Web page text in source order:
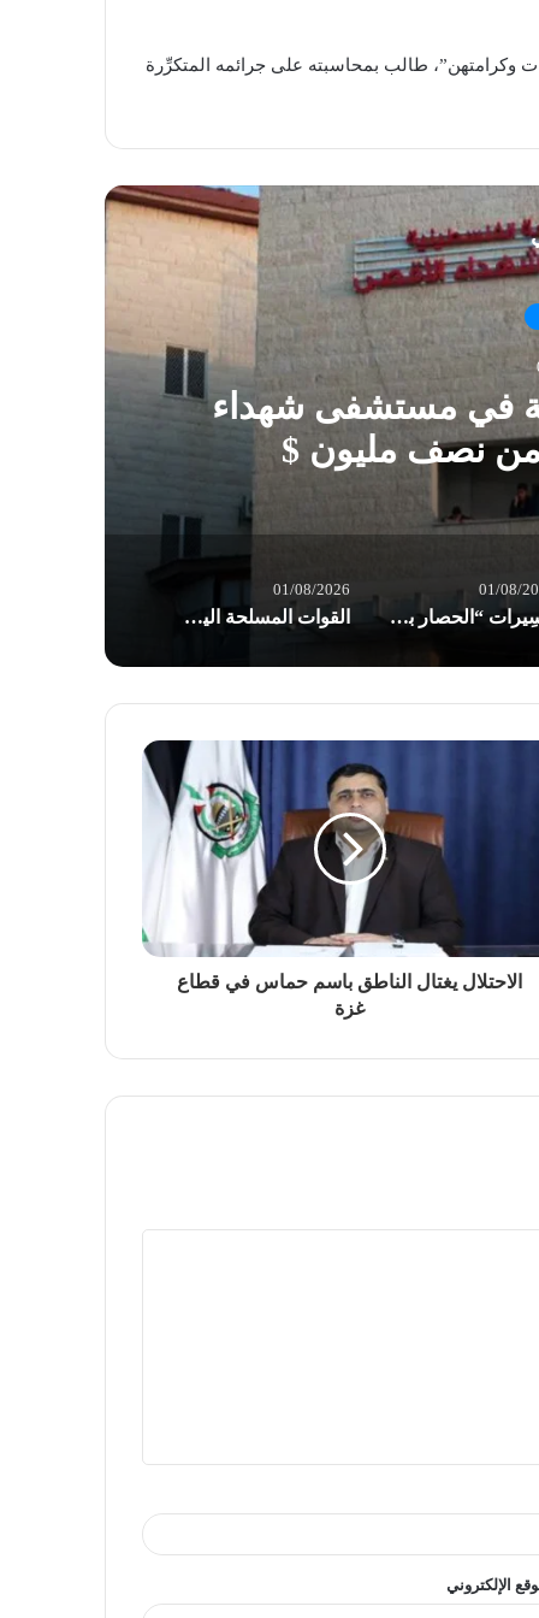
وكرامتهن”، طالب بمحاسبته على جرائمه المتكرِّرة
في مستشفى شهداء
من نصف مليون $
01/08/
مسِيرات “الحصار بالحصار والتصعيد بالتصعيد” في صنعاء: مستعدون لأثمان المعركة
01/08/2026
القوات المسلحة اليمنية: إجبار 8 سفن نفطية للعدو السعودي على تغيير مسارها
الاحتلال يغتال الناطق باسم حماس في قطاع
غزة
الإلكتروني